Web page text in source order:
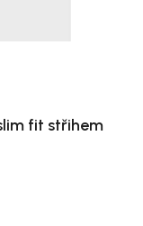
fit střihem